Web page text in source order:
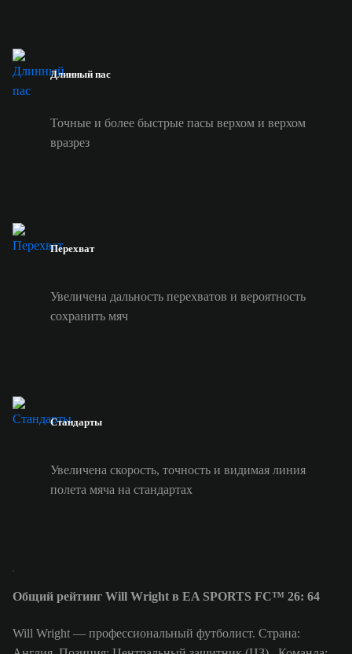
Длинный пас
Точные и более быстрые пасы верхом и верхом
вразрез
Перехват
Увеличена дальность перехватов и вероятность
сохранить мяч
Стандарты
Увеличена скорость, точность и видимая линия
полета мяча на стандартах
Общий рейтинг Will Wright в EA SPORTS FC™ 26: 64
Will Wright — профессиональный футболист. Страна: